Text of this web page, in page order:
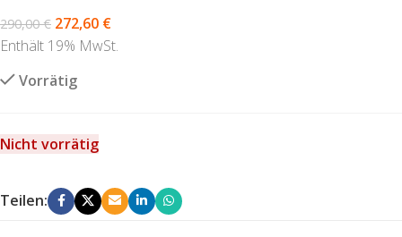
290,00€ 272,60 €
Enthält 19% MwSt.
Vorrätig
Nicht vorrätig
Teilen: